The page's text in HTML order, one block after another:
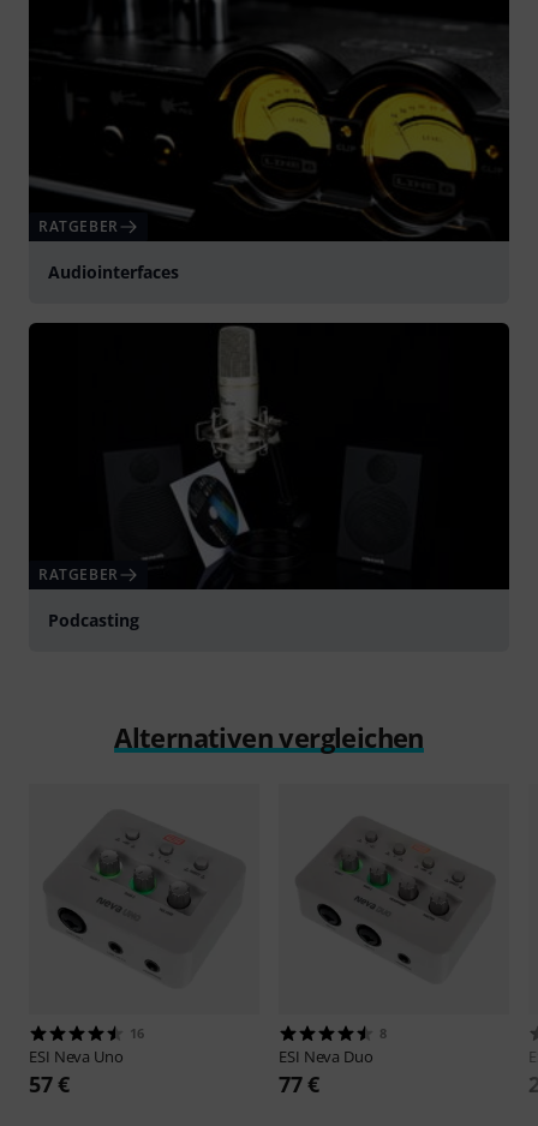
RATGEBER
Audiointerfaces
RATGEBER
Podcasting
Alternativen vergleichen
16
ESI Neva Uno
57 €
8
ESI Neva Duo
77 €